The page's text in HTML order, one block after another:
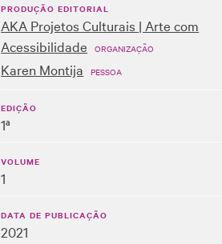
PRODUÇÃO EDITORIAL
AKA Projetos Culturais | Arte com
Acessibilidade
ORGANIZAÇÃO
Karen Montija PESSOA
EDIÇÃO
1ª
VOLUME
1
DATA DE PUBLICAÇÃO
2021